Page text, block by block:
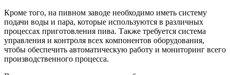
Кроме того, на пивном заводе необходимо иметь систему
подачи воды и пара, которые используются в различных
процессах приготовления пива. Также требуется система
управления и контроля всех компонентов оборудования,
чтобы обеспечить автоматическую работу и мониторинг всего
производственного процесса.